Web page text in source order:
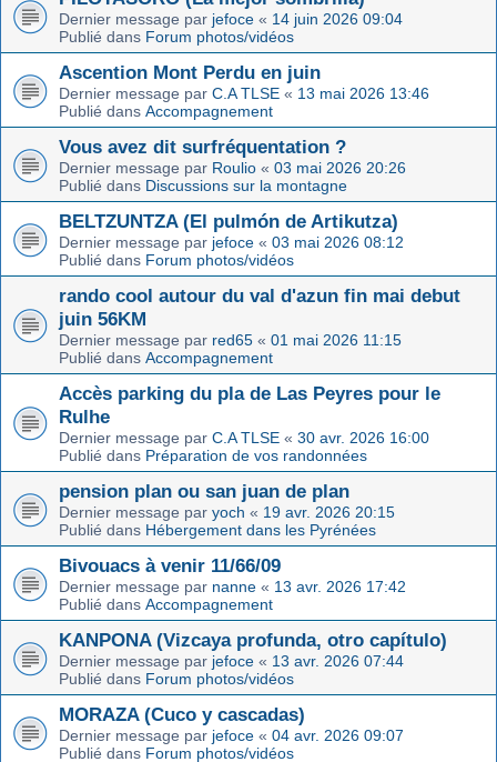
Dernier message par jefoce « 14 juin 2026 09:04
Publié dans Forum photos/vidéos
Ascention Mont Perdu en juin
Dernier message par C.A TLSE « 13 mai 2026 13:46
Publié dans Accompagnement
Vous avez dit surfréquentation ?
Dernier message par Roulio « 03 mai 2026 20:26
Publié dans Discussions sur la montagne
BELTZUNTZA (El pulmón de Artikutza)
Dernier message par jefoce « 03 mai 2026 08:12
Publié dans Forum photos/vidéos
rando cool autour du val d'azun fin mai debut
juin 56KM
Dernier message par red65 « 01 mai 2026 11:15
Publié dans Accompagnement
Accès parking du pla de Las Peyres pour le
Rulhe
Dernier message par C.A TLSE « 30 avr. 2026 16:00
Publié dans Préparation de vos randonnées
pension plan ou san juan de plan
Dernier message par yoch « 19 avr. 2026 20:15
Publié dans Hébergement dans les Pyrénées
Bivouacs à venir 11/66/09
Dernier message par nanne « 13 avr. 2026 17:42
Publié dans Accompagnement
KANPONA (Vizcaya profunda, otro capítulo)
Dernier message par jefoce « 13 avr. 2026 07:44
Publié dans Forum photos/vidéos
MORAZA (Cuco y cascadas)
Dernier message par jefoce « 04 avr. 2026 09:07
Publié dans Forum photos/vidéos